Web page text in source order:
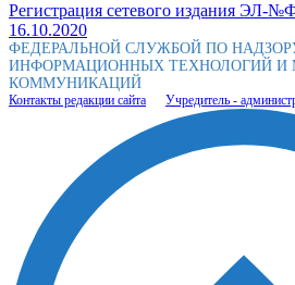
Регистрация сетевого издания ЭЛ-
16.10.2020
ФЕДЕРАЛЬНОЙ СЛУЖБОЙ ПО
ИНФОРМАЦИОННЫХ ТЕХНОЛОГИЙ И
КОММУНИКАЦИЙ
Контакты редакции сайта Учредитель -